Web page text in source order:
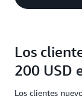
Los
200 USD
Los clientes